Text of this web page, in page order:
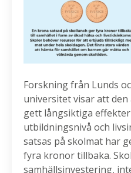
Forskning från Lunds
universitet visar att
gett långsiktiga
utbildningsnivå och
satsas på skolmat har
fyra kronor tillbaka.
samhällsinvestering,